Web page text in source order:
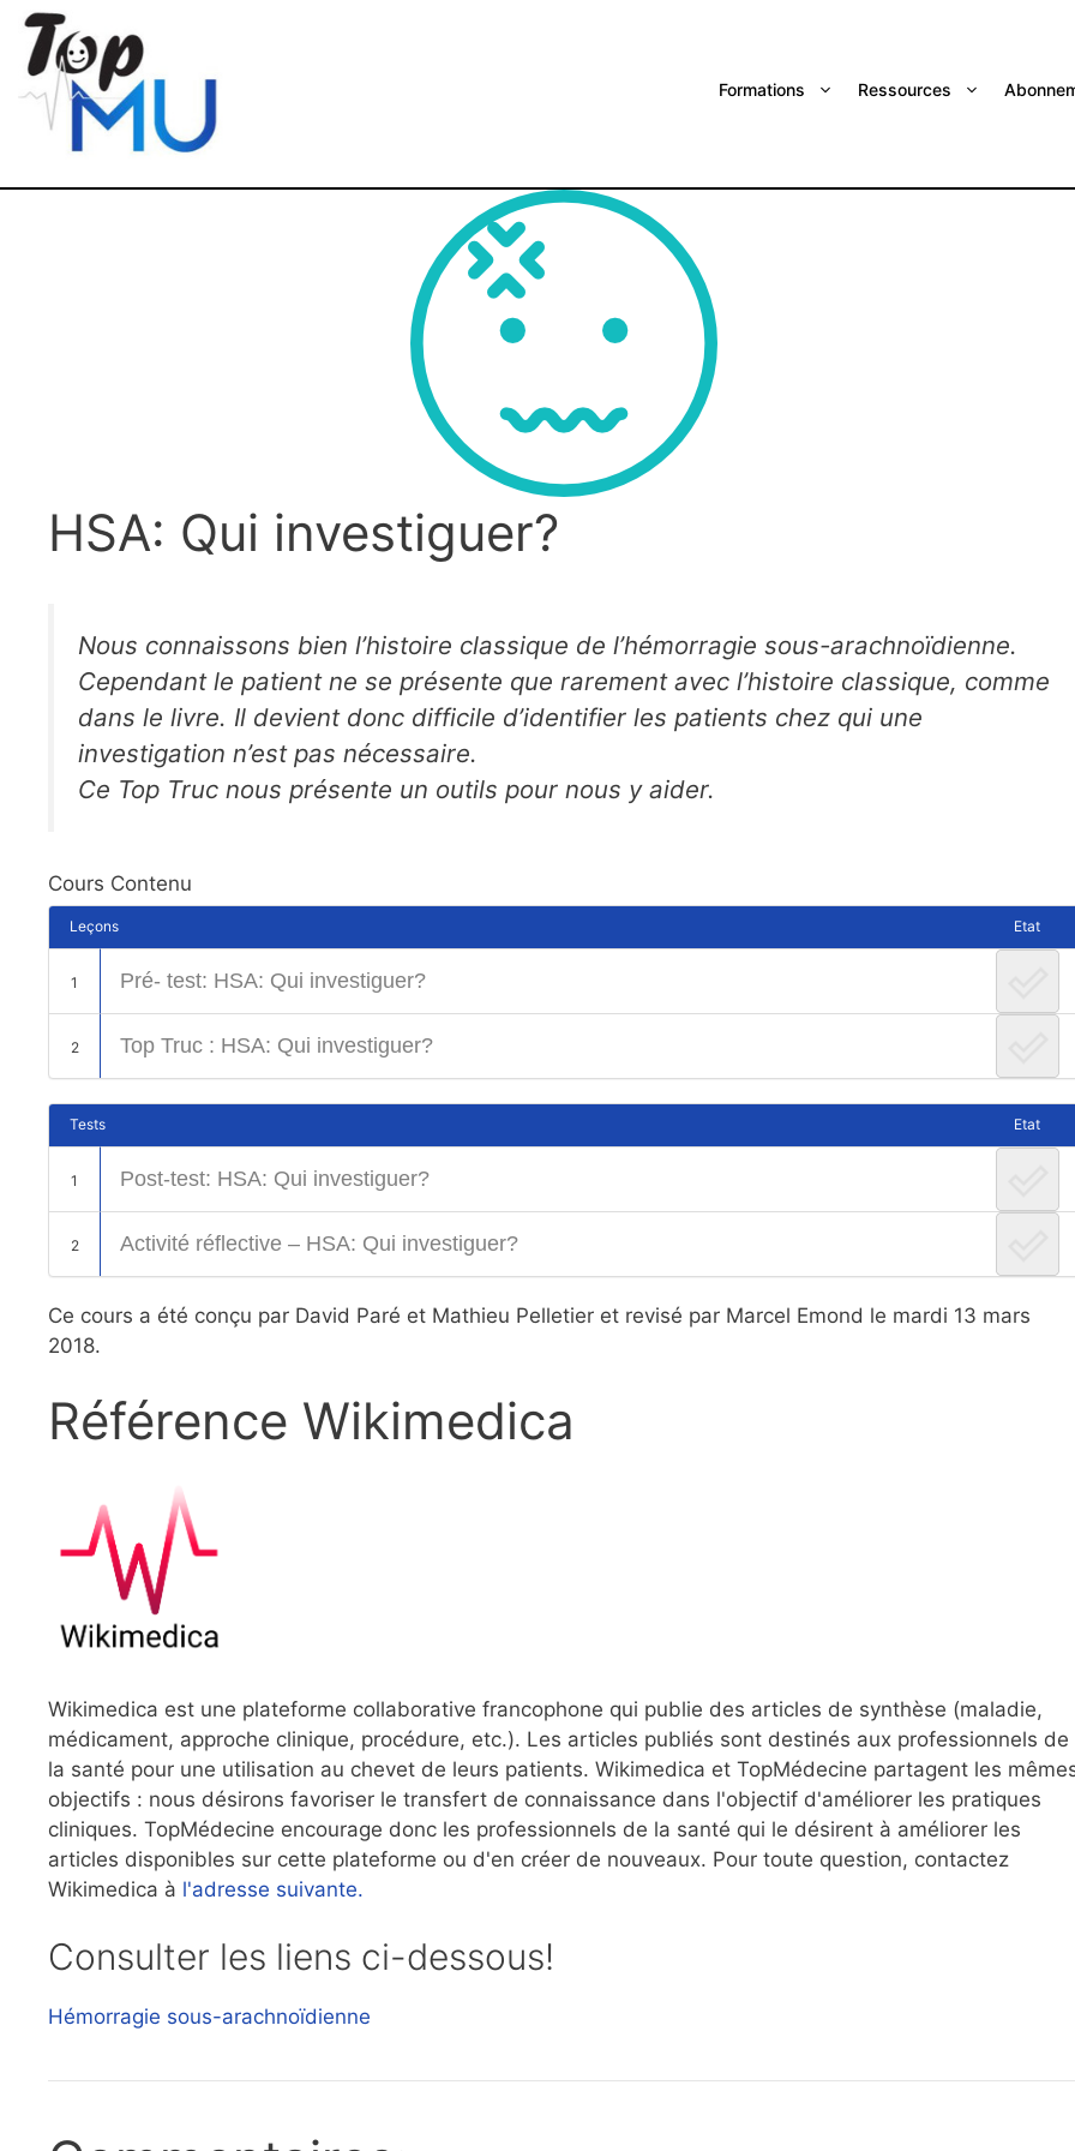
Formations Ressources
HSA: Qui investiguer?
Nous connaissons bien l’histoire classique de l’hémorragie sous-arachnoïdienne.
Cependant le patient ne se présente que rarement avec l’histoire classique, comme
dans le livre. Il devient donc difficile d’identifier les patients chez qui une
investigation n’est pas nécessaire.
Ce Top Truc nous présente un outils pour nous y aider.
Cours Contenu
Leçons Etat
1 Pré- test: HSA: Qui investiguer?
2 Top Truc : HSA: Qui investiguer?
Tests Etat
1 Post-test: HSA: Qui investiguer?
2 Activité réflective – HSA: Qui investiguer?
Ce cours a été conçu par David Paré et Mathieu Pelletier et revisé par Marcel Emond le mardi 13 mars
2018.
Référence Wikimedica
Wikimedica est une plateforme collaborative francophone qui publie des articles de synthèse (maladie,
médicament, approche clinique, procédure, etc.). Les articles publiés sont destinés aux professionnels de
la santé pour une utilisation au chevet de leurs patients. Wikimedica et TopMédecine partagent les
objectifs : nous désirons favoriser le transfert de connaissance dans l'objectif d'améliorer les pratiques
cliniques. TopMédecine encourage donc les professionnels de la santé qui le désirent à améliorer les
articles disponibles sur cette plateforme ou d'en créer de nouveaux. Pour toute question, contactez
Wikimedica à l'adresse suivante.
Consulter les liens ci-dessous!
Hémorragie sous-arachnoïdienne